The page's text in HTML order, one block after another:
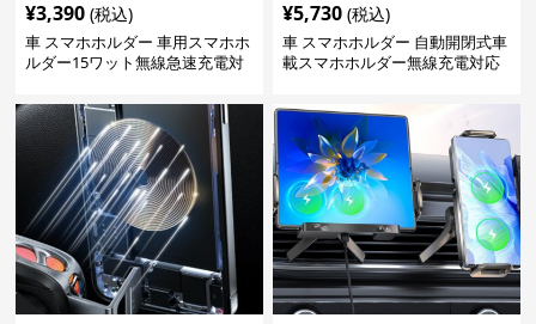
¥3,390 (税込)
車 スマホホルダー 車用スマホホ
ルダー15ワット無線急速充電対
¥5,730 (税込)
車 スマホホルダー 自動開閉式車
載スマホホルダー無線充電対応